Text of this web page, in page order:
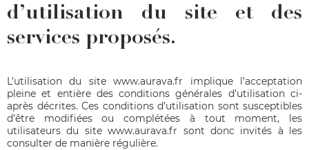
d’utilisation du site et des
services proposés.
L’utilisation du sitewww.aurava.fr
implique l’acceptation
pleine et entière des conditions générales d’utilisation ci-
après décrites. Ces conditions d’utilisation sont susceptibles
d’être modifiées ou complétées à tout moment, les
utilisateurs du site www.aurava.fr sont donc invités à les
consulter de manière régulière.